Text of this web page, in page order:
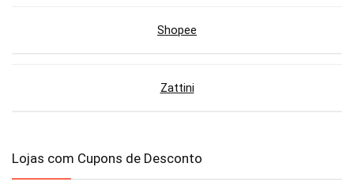
Shopee
Zattini
Lojas com Cupons de Desconto